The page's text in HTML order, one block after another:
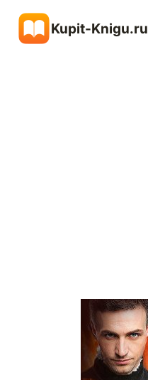
содержимому
Kupit-Knigu.ru